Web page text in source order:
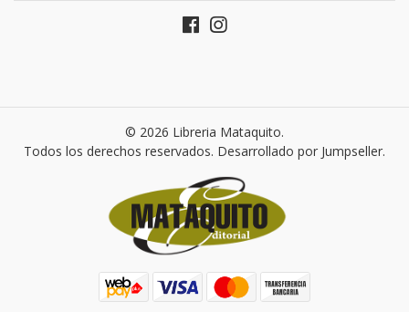
© 2026 Libreria Mataquito.
Todos los derechos reservados. Desarrollado por Jumpseller.